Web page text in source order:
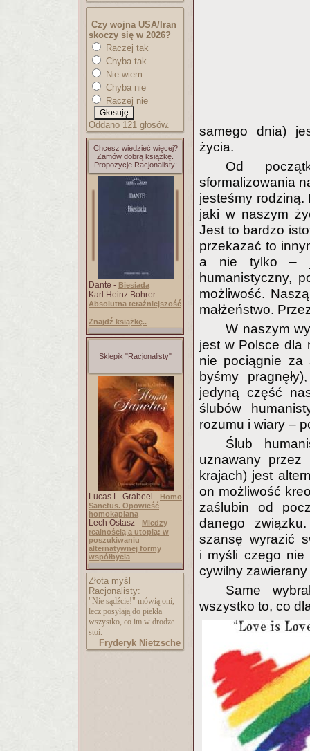
Czy wojna USA/Iran
skoczy się w 2026?
Raczej tak
Chyba tak
Nie wiem
Chyba nie
Raczej nie
Oddano 121 głosów.
Chcesz wiedzieć więcej?
Zamów dobrą książkę.
Propozycje Racjonalisty:
Dante - Biesiada
Karl Heinz Bohrer -
Absolutna teraźniejszość
Znajdź książkę..
Sklepik "Racjonalisty"
Lucas L. Grabeel - Homo
Sanctus. Opowieść
homokapłana
Lech Ostasz - Między
realnością a utopią: w
poszukiwaniu
alternatywnej formy
współbycia
Złota myśl
Racjonalisty:
"Nie sądźcie!" mówią oni,
lecz posyłają do piekła
wszystko, co im w drodze
stoi.
Fryderyk Nietzsche
samego dnia)
życia.
Od
sformalizowania
jesteśmy rodziną.
jaki w naszym
Jest to bardzo
przekazać to
a nie tylko –
humanistyczny,
możliwość.
małżeństwo.
W naszym
jest w Polsce dla
nie pociągnie za
byśmy
jedyną część
ślubów
rozumu i wiary –
Ślub
uznawany
krajach) jest
on możliwość
zaślubin od
danego
szansę wyrazić
i myśli czego nie
cywilny
Same
wszystko to, co